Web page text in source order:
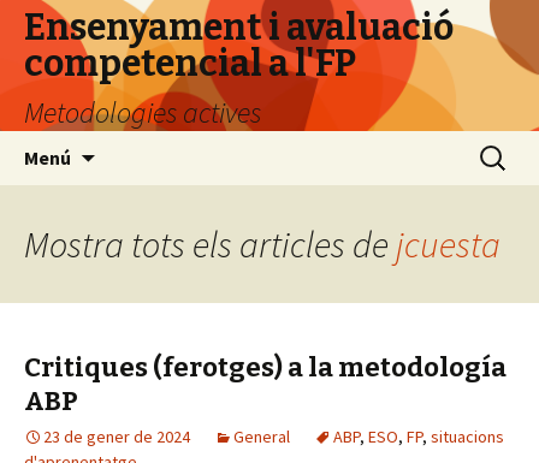
Ensenyament i avaluació
competencial a l'FP
Metodologies actives
Menú Cerca:
Mostra tots els articles de jcuesta
Critiques (ferotges) a la metodología
ABP
23 de gener de 2024 General ABP, ESO, FP, situacions